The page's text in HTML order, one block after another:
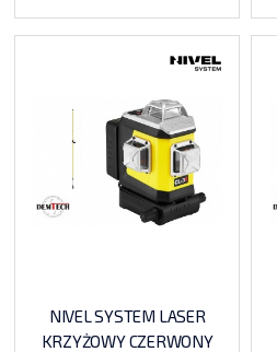
NIVEL SYSTEM LASER
KRZYŻOWY CZERWONY